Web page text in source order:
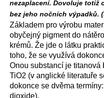
nezaplacení. Dovoluje totiž
bez jeho nočních výpadků.
Základem pro výrobu
obyčejný pigment do
krémů. Že jde o látku
toho, že se využívá
Onou substancí je
TiO2 (v anglické literatuře
dokonce se dvěma
dioxide).